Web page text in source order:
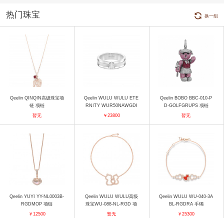
热门珠宝 换一组
Qeelin QINQIN高级珠宝项
链 项链
暂无
Qeelin WULU WULU ETE
RNITY WUR50NAWGDI
戒指
￥23800
Qeelin BOBO BBC-010-P
D-GOLFGRUPS 项链
暂无
Qeelin YUYI YY-NL0003B-
RGDMOP 项链
￥12500
Qeelin WULU WULU高级
珠宝WU-088-NL-RGD 项
链
暂无
Qeelin WULU WU-040-3A
BL-RGDRA 手镯
￥25300